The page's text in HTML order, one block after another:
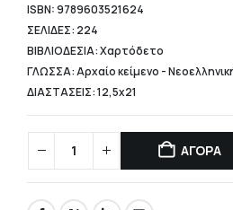
ISBN: 9789603521624
ΣΕΛΙΔΕΣ: 224
ΒΙΒΛΙΟΔΕΣΙΑ: Χαρτόδετο
ΓΛΩΣΣΑ: Αρχαίο κείμενο -
ΔΙΑΣΤΑΣΕΙΣ: 12,5x21
ΑΓΟΡΑ